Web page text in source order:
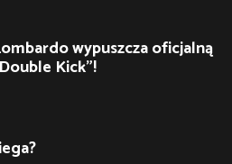
wypuszcza oficjalną
Kick”!